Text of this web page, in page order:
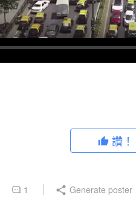
讚！
1 Generate poster